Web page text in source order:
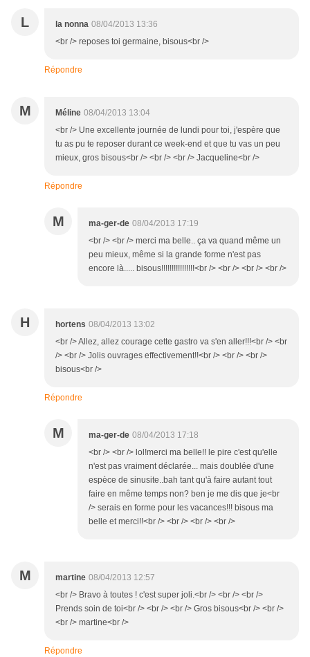
L la nonna 08/04/2013 13:36
<br /> reposes toi germaine, bisous<br />
Répondre
M Méline 08/04/2013 13:04
<br /> Une excellente journée de lundi pour toi, j'espère que
tu as pu te reposer durant ce week-end et que tu vas un peu
mieux, gros bisous<br /> <br /> <br /> Jacqueline<br />
Répondre
M ma-ger-de 08/04/2013 17:19
<br /> <br /> merci ma belle.. ça va quand même un
peu mieux, même si la grande forme n'est pas
encore là..... bisous!!!!!!!!!!!!!!!!<br /> <br /> <br /> <br />
H hortens 08/04/2013 13:02
<br /> Allez, allez courage cette gastro va s'en aller!!!<br /> <br
/> <br /> Jolis ouvrages effectivement!!<br /> <br /> <br />
bisous<br />
Répondre
M ma-ger-de 08/04/2013 17:18
<br /> <br /> lol!merci ma belle!! le pire c'est qu'elle
n'est pas vraiment déclarée... mais doublée d'une
espèce de sinusite..bah tant qu'à faire autant tout
faire en même temps non? ben je me dis que je<br
/> serais en forme pour les vacances!!! bisous ma
belle et merci!!<br /> <br /> <br /> <br />
M martine 08/04/2013 12:57
<br /> Bravo à toutes ! c'est super joli.<br /> <br /> <br />
Prends soin de toi<br /> <br /> <br /> Gros bisous<br /> <br />
<br /> martine<br />
Répondre